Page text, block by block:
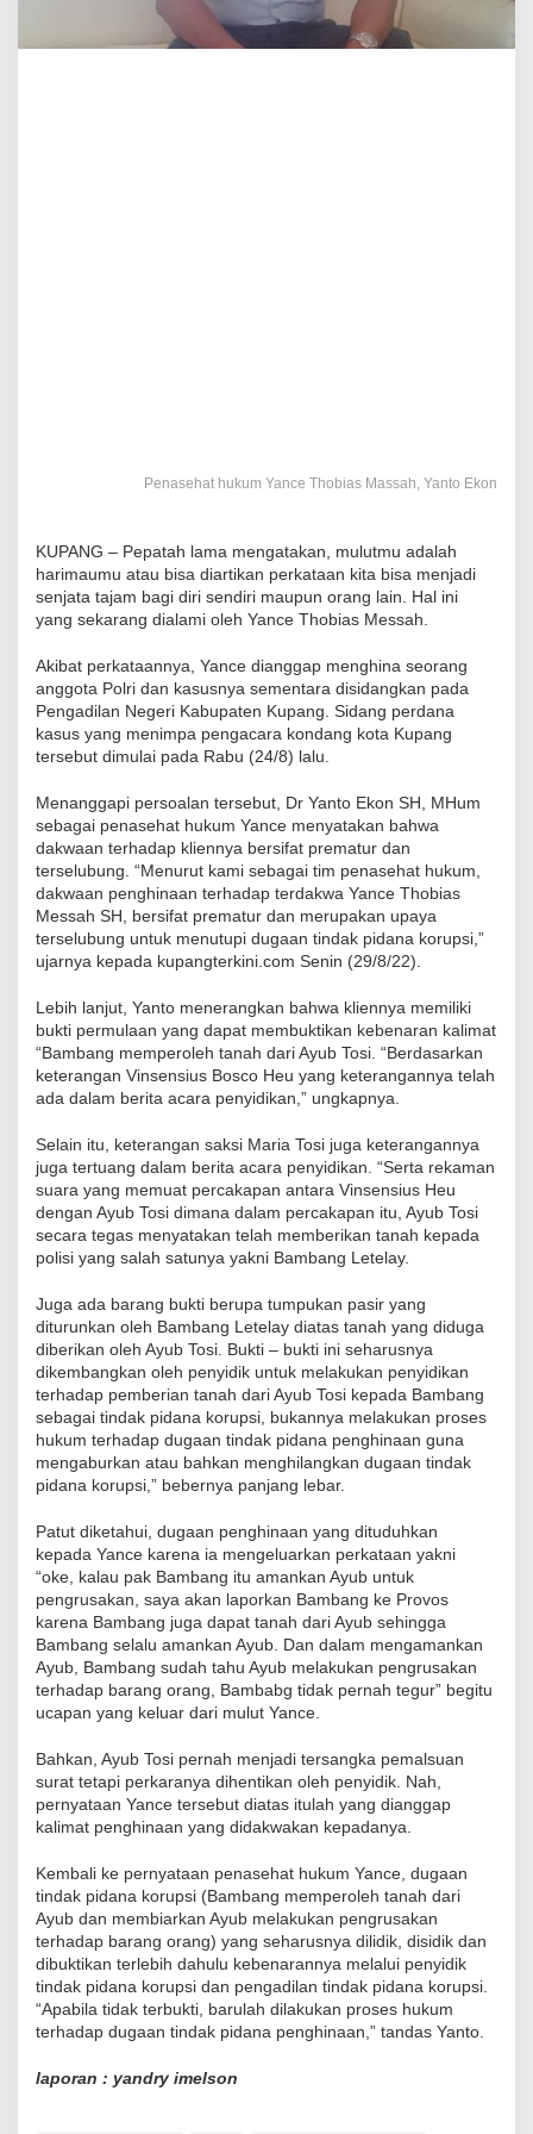
Penasehat hukum Yance Thobias Massah, Yanto Ekon
KUPANG – Pepatah lama mengatakan, mulutmu adalah
harimaumu atau bisa diartikan perkataan kita bisa menjadi
senjata tajam bagi diri sendiri maupun orang lain. Hal ini
yang sekarang dialami oleh Yance Thobias Messah.
Akibat perkataannya, Yance dianggap menghina seorang
anggota Polri dan kasusnya sementara disidangkan pada
Pengadilan Negeri Kabupaten Kupang. Sidang perdana
kasus yang menimpa pengacara kondang kota Kupang
tersebut dimulai pada Rabu (24/8) lalu.
Menanggapi persoalan tersebut, Dr Yanto Ekon SH, MHum
sebagai penasehat hukum Yance menyatakan bahwa
dakwaan terhadap kliennya bersifat prematur dan
terselubung. “Menurut kami sebagai tim penasehat hukum,
dakwaan penghinaan terhadap terdakwa Yance Thobias
Messah SH, bersifat prematur dan merupakan upaya
terselubung untuk menutupi dugaan tindak pidana korupsi,”
ujarnya kepada kupangterkini.com Senin (29/8/22).
Lebih lanjut, Yanto menerangkan bahwa kliennya memiliki
bukti permulaan yang dapat membuktikan kebenaran kalimat
“Bambang memperoleh tanah dari Ayub Tosi. “Berdasarkan
keterangan Vinsensius Bosco Heu yang keterangannya telah
ada dalam berita acara penyidikan,” ungkapnya.
Selain itu, keterangan saksi Maria Tosi juga keterangannya
juga tertuang dalam berita acara penyidikan. “Serta rekaman
suara yang memuat percakapan antara Vinsensius Heu
dengan Ayub Tosi dimana dalam percakapan itu, Ayub Tosi
secara tegas menyatakan telah memberikan tanah kepada
polisi yang salah satunya yakni Bambang Letelay.
Juga ada barang bukti berupa tumpukan pasir yang
diturunkan oleh Bambang Letelay diatas tanah yang diduga
diberikan oleh Ayub Tosi. Bukti – bukti ini seharusnya
dikembangkan oleh penyidik untuk melakukan penyidikan
terhadap pemberian tanah dari Ayub Tosi kepada Bambang
sebagai tindak pidana korupsi, bukannya melakukan proses
hukum terhadap dugaan tindak pidana penghinaan guna
mengaburkan atau bahkan menghilangkan dugaan tindak
pidana korupsi,” bebernya panjang lebar.
Patut diketahui, dugaan penghinaan yang dituduhkan
kepada Yance karena ia mengeluarkan perkataan yakni
“oke, kalau pak Bambang itu amankan Ayub untuk
pengrusakan, saya akan laporkan Bambang ke Provos
karena Bambang juga dapat tanah dari Ayub sehingga
Bambang selalu amankan Ayub. Dan dalam mengamankan
Ayub, Bambang sudah tahu Ayub melakukan pengrusakan
terhadap barang orang, Bambabg tidak pernah tegur” begitu
ucapan yang keluar dari mulut Yance.
Bahkan, Ayub Tosi pernah menjadi tersangka pemalsuan
surat tetapi perkaranya dihentikan oleh penyidik. Nah,
pernyataan Yance tersebut diatas itulah yang dianggap
kalimat penghinaan yang didakwakan kepadanya.
Kembali ke pernyataan penasehat hukum Yance, dugaan
tindak pidana korupsi (Bambang memperoleh tanah dari
Ayub dan membiarkan Ayub melakukan pengrusakan
terhadap barang orang) yang seharusnya dilidik, disidik dan
dibuktikan terlebih dahulu kebenarannya melalui penyidik
tindak pidana korupsi dan pengadilan tindak pidana korupsi.
“Apabila tidak terbukti, barulah dilakukan proses hukum
terhadap dugaan tindak pidana penghinaan,” tandas Yanto.
laporan : yandry imelson